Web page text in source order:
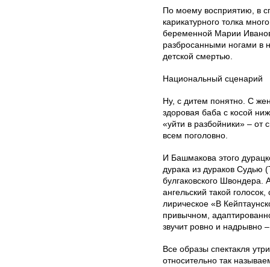
По моему восприятию, в
карикатурного толка
беременной Марии
разбросанными ногами в
детской смертью.
Национальный сценарий
Ну, с дитем понятно. С
здоровая баба с косой
«уйти в разбойники» – от
всем поголовно.
И Башмакова этого
дурака из дураков Судью
булгаковского Швондера.
ангельский такой
лирическое «В
привычном,
звучит ровно и надрывно
Все образы спектакля
относительно так